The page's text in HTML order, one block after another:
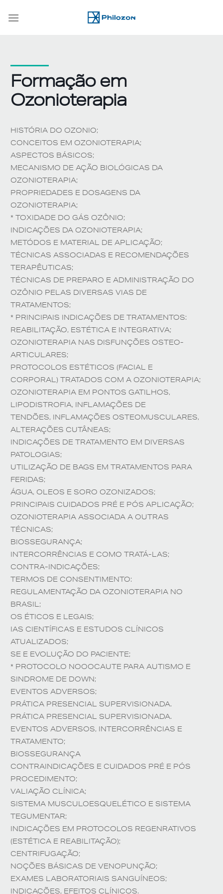
Formação em
Ozonioterapia
HISTÓRIA DO OZONIO;
CONCEITOS EM OZONIOTERAPIA;
ASPECTOS BÁSICOS;
MECANISMO DE AÇÃO BIOLÓGICAS DA
OZONIOTERAPIA;
PROPRIEDADES E DOSAGENS DA
OZONIOTERAPIA;
* TOXIDADE DO GÁS OZÔNIO;
INDICAÇÕES DA OZONIOTERAPIA;
METÓDOS E MATERIAL DE APLICAÇÃO;
TÉCNICAS ASSOCIADAS E RECOMENDAÇÕES
TERAPÊUTICAS;
TÉCNICAS DE PREPARO E ADMINISTRAÇÃO DO
OZÔNIO PELAS DIVERSAS VIAS DE
TRATAMENTOS;
* PRINCIPAIS INDICAÇÕES DE TRATAMENTOS:
REABILITAÇÃO, ESTÉTICA E INTEGRATIVA;
OZONIOTERAPIA NAS DISFUNÇÕES OSTEO-
ARTICULARES;
PROTOCOLOS ESTÉTICOS (FACIAL E
CORPORAL) TRATADOS COM A OZONIOTERAPIA;
OZONIOTERAPIA EM PONTOS GATILHOS,
LIPODISTROFIA, INFLAMAÇÕES DE
TENDÕES, INFLAMAÇÕES OSTEOMUSCULARES,
ALTERAÇÕES CUTÂNEAS;
INDICAÇÕES DE TRATAMENTO EM DIVERSAS
PATOLOGIAS;
UTILIZAÇÃO DE BAGS EM TRATAMENTOS PARA
FERIDAS;
ÁGUA, OLEOS E SORO OZONIZADOS;
PRINCIPAIS CUIDADOS PRÉ E PÓS APLICAÇÃO;
OZONIOTERAPIA ASSOCIADA A OUTRAS
TÉCNICAS;
BIOSSEGURANÇA;
INTERCORRÊNCIAS E COMO TRATÁ-LAS;
CONTRA-INDICAÇÕES;
TERMOS DE CONSENTIMENTO:
REGULAMENTAÇÃO DA OZONIOTERAPIA NO
BRASIL;
OS ÉTICOS E LEGAIS;
IAS CIENTÍFICAS E ESTUDOS CLÍNICOS
ATUALIZADOS;
SE E EVOLUÇÃO DO PACIENTE;
* PROTOCOLO NOOOCAUTE PARA AUTISMO E
SINDROME DE DOWN;
EVENTOS ADVERSOS;
PRÁTICA PRESENCIAL SUPERVISIONADA.
PRÁTICA PRESENCIAL SUPERVISIONADA.
EVENTOS ADVERSOS, INTERCORRÊNCIAS E
TRATAMENTO;
BIOSSEGURANÇA
CONTRAINDICAÇÕES E CUIDADOS PRÉ E PÓS
PROCEDIMENTO;
VALIAÇÃO CLÍNICA;
SISTEMA MUSCULOESQUELÉTICO E SISTEMA
TEGUMENTAR;
INDICAÇÕES EM PROTOCOLOS REGENRATIVOS
(ESTÉTICA E REABILITAÇÃO);
CENTRIFUGAÇÃO;
NOÇÕES BÁSICAS DE VENOPUNÇÃO;
EXAMES LABORATORIAIS SANGUÍNEOS;
INDICAÇÕES, EFEITOS CLÍNICOS.